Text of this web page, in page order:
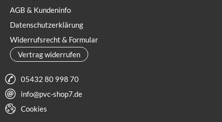
AGB & Kundeninfo
Datenschutzerklärung
Widerrufsrecht & Formular
Vertrag widerrufen
05432 80 998 70
info@pvc-shop7.de
Cookies